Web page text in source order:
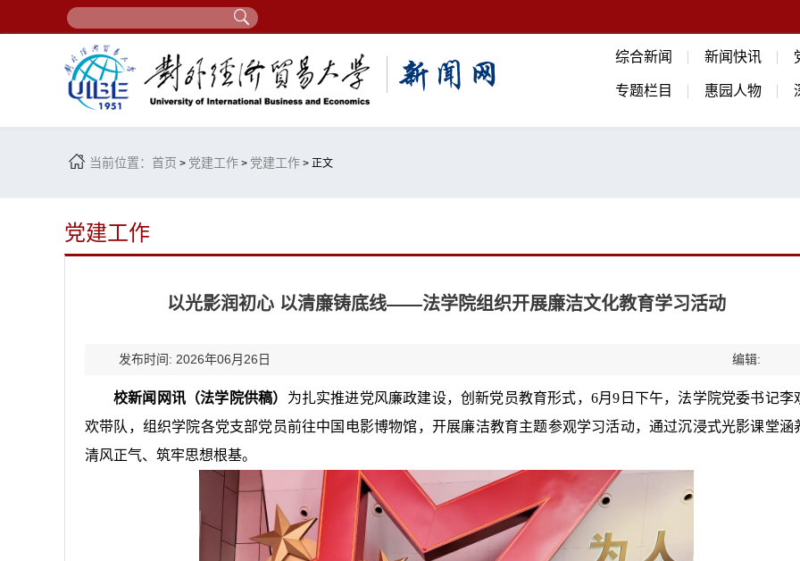
综合新闻 新闻快讯
专题栏目 惠园人物
当前位置： 首页 > 党建工作 > 党建工作 > 正文
党建工作
以光影润初心 以清廉铸底线——法学院组织开展廉洁文化教育学习活动
发布时间: 2026年06月26日 编辑:
校新闻网讯（法学院供稿） 为扎实推进党风廉政建设，创新党员教育形式，6月9日下午，法学院党委书记李
欢带队，组织学院各党支部党员前往中国电影博物馆，开展廉洁教育主题参观学习活动，通过沉浸式光影课堂涵
清风正气、筑牢思想根基。